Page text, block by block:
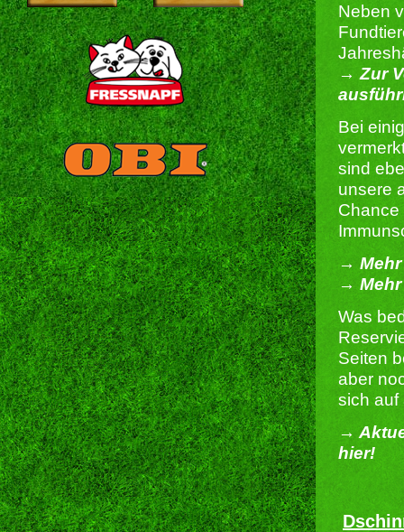
Neben
→ Zur
Bei
sind
unsere
Chance
→ Mehr
→ Mehr
Was
Seiten
aber
sich auf
→
hier!